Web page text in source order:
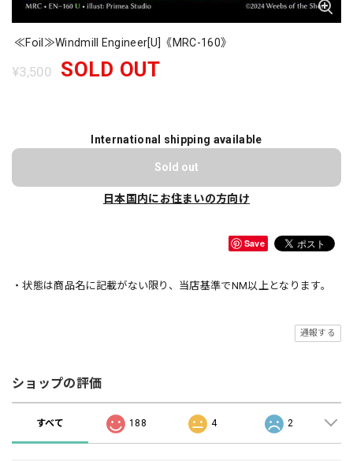
≪Foil≫Windmill Engineer[U]《MRC-160》
¥3,500 SOLD OUT
International shipping available
Sold out
日本国内にお住まいの方向け
Save
・状態は商品名に記載がない限り、当店基準でNM以上となります。
通報する
ショップの評価
すべて 188 4 2